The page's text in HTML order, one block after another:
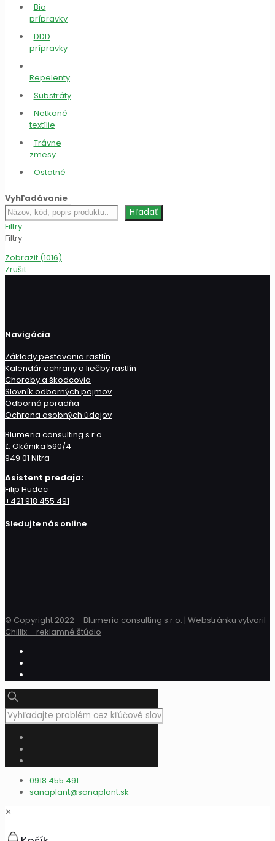
Bio
prípravky
DDD
prípravky
Repelenty
Substráty
Netkané
textílie
Trávne
zmesy
Ostatné
Vyhľadávanie
Hľadať
produkt
Hľadať
Filtry
Filtry
Zobrazit (1016)
Zrušit
Navigácia
Základy pestovania rastlín
Kalendár ochrany a liečby rastlín
Choroby a škodcovia
Slovník odborných pojmov
Odborná poradňa
Ochrana osobných údajov
Blumeria consulting s.r.o.
Ľ. Okánika 590/4
949 01 Nitra
Asistent predaja:
Filip Hudec
+421 918 455 491
Sledujte nás online
© Copyright 2022 – Blumeria consulting s.r.o. | Webstránku vytvoril
Chillix – reklamné štúdio
0918 455 491
sanaplant@sanaplant.sk
✕